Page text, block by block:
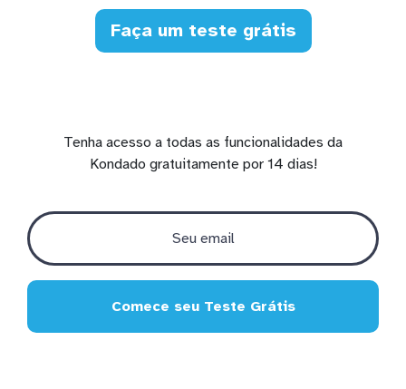
Faça um teste grátis
Tenha acesso a todas as funcionalidades da
Kondado gratuitamente por 14 dias!
Comece seu Teste Grátis